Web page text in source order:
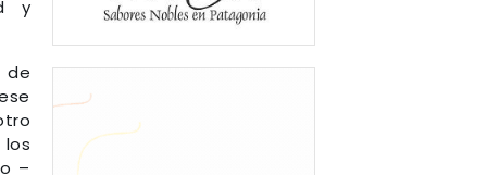
y
de
los
–